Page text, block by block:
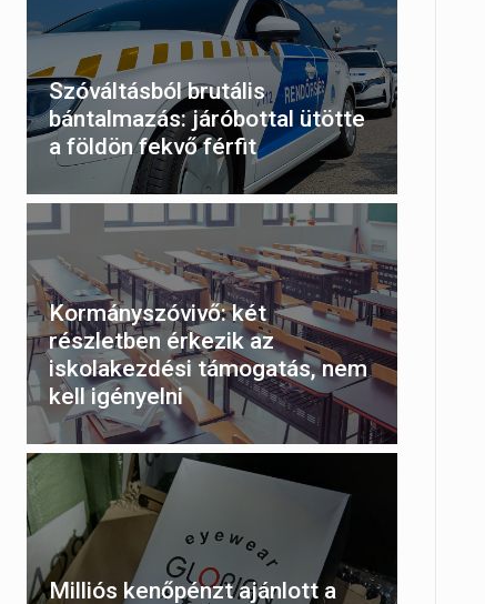
Szóváltásból brutális
bántalmazás: járóbottal ütötte
a földön fekvő férfit
Kormányszóvivő: két
részletben érkezik az
iskolakezdési támogatás, nem
kell igényelni
Milliós kenőpénzt ajánlott a